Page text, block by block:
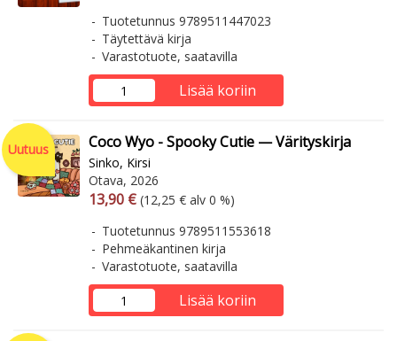
Tuotetunnus 9789511447023
Täytettävä kirja
Varastotuote, saatavilla
Lisää koriin
Uutuus Coco Wyo - Spooky Cutie — Värityskirja
Sinko, Kirsi
Otava, 2026
Arvonlisäverollinen hinta
13,90 € Arvonlisäveroton hinta
(12,25 € alv 0 %)
Tuotetunnus 9789511553618
Pehmeäkantinen kirja
Varastotuote, saatavilla
Lisää koriin